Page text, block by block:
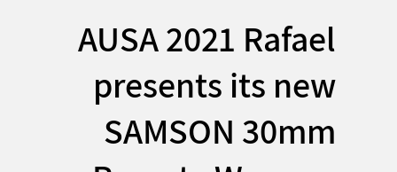
AUSA 2021 Rafael
presents its new
SAMSON 30mm